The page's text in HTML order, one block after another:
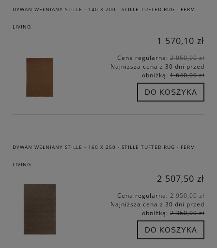
DYWAN WEŁNIANY STILLE - 140 X 200 - STILLE TUFTED RUG - FERM
LIVING
1 570,10 zł
Cena regularna: 2 050,00 zł
Najniższa cena z 30 dni przed
obniżką: 1 640,00 zł
DO KOSZYKA
DYWAN WEŁNIANY STILLE - 160 X 250 - STILLE TUFTED RUG - FERM
LIVING
2 507,50 zł
Cena regularna: 2 950,00 zł
Najniższa cena z 30 dni przed
obniżką: 2 360,00 zł
DO KOSZYKA